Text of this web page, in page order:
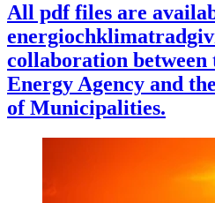
All pdf files are
collaboration between
Energy Agency and
of Municipalities.